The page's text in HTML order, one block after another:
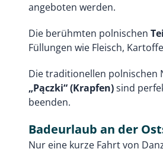
angeboten werden.
Die berühmten polnischen
Füllungen wie Fleisch,
Die traditionellen polnischen
„Pączki“ (Krapfen)sind
beenden.
Badeurlaub an der
Nur eine kurze Fahrt von